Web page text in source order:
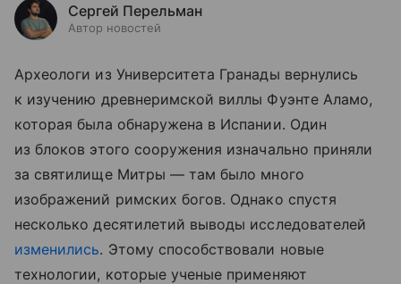
Сергей Перельман
Автор новостей
Археологи из Университета Гранады вернулись
к изучению древнеримской виллы Фуэнте Аламо,
которая была обнаружена в Испании. Один
из блоков этого сооружения изначально приняли
за святилище Митры — там было много
изображений римских богов. Однако спустя
несколько десятилетий выводы исследователей
изменились. Этому способствовали новые
технологии, которые ученые применяют